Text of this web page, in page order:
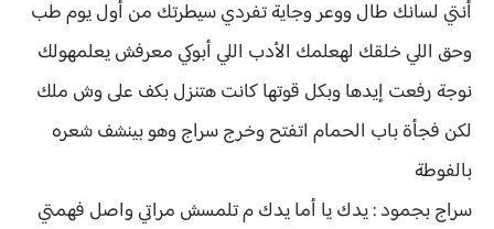
أنتي لسانك طال ووعر وجاية تفردي سيطرتك من أول يوم طب
وحق اللي خلقك لهعلمك الأدب اللي أبوكي معرفش يعلمهولك
نوجة رفعت إيدها وبكل قوتها كانت هتنزل بكف على وش ملك
لكن فجأة باب الحمام اتفتح وخرج سراج وهو بينشف شعره
بالفوطة
سراج بجمود : يدك يا أما يدك م تلمسش مراتي واصل فهمتي